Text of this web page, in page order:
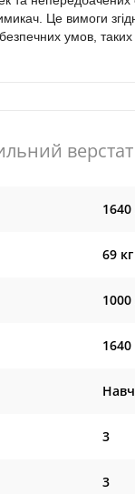
Це вимоги
умов, таких
69 кг
1640
3
3